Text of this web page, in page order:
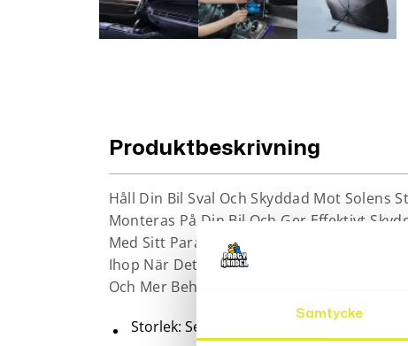
Samtycke
Produktbeskrivning
Håll Din Bil Sval Och Skyddad Mot
Monteras På Din Bil Och Ger Effektivt
Med Sitt Paraplyliknande Designkoncept
Ihop När Det Inte Används. Den
Och Mer Behaglig Miljö.
Storlek: Se bild